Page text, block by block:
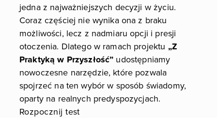
jedna z najważniejszych decyzji w życiu.
Coraz częściej nie wynika ona z braku
możliwości, lecz z nadmiaru opcji i presji
otoczenia. Dlatego w ramach projektu „Z
Praktyką w Przyszłość” udostępniamy
nowoczesne narzędzie, które pozwala
spojrzeć na ten wybór w sposób świadomy,
oparty na realnych predyspozycjach.
Rozpocznij test